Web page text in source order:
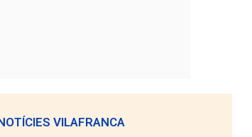
VILAFRANCA